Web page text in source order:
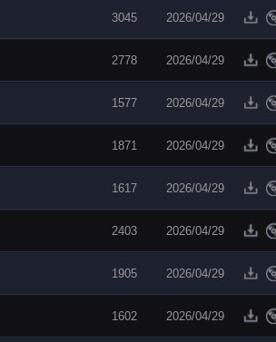
3045 2026/04/29
2778 2026/04/29
1577 2026/04/29
1871 2026/04/29
1617 2026/04/29
2403 2026/04/29
1905 2026/04/29
1602 2026/04/29